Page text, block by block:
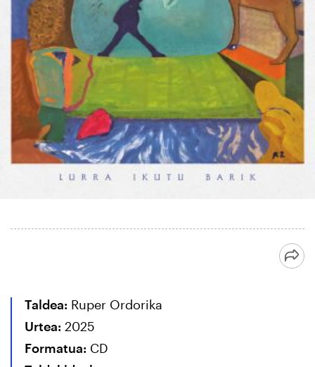
Taldea: Ruper Ordorika
Urtea: 2025
Formatua: CD